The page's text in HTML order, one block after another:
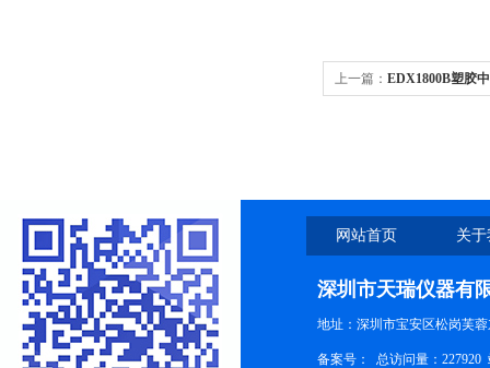
上一篇： EDX1800B塑胶
网站首页 关
深圳市天瑞仪器有
地址：深圳市宝安区松岗芙
备案号： 总访问量：227920